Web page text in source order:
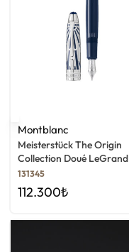
Montblanc
Meisterstück The Origin
Collection Doué LeGrand
Dolma Kalem
131345
112.300₺